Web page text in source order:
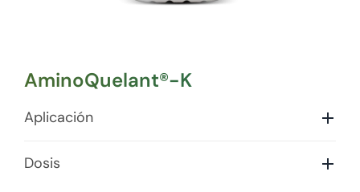
AminoQuelant®-K
Aplicación
Dosis